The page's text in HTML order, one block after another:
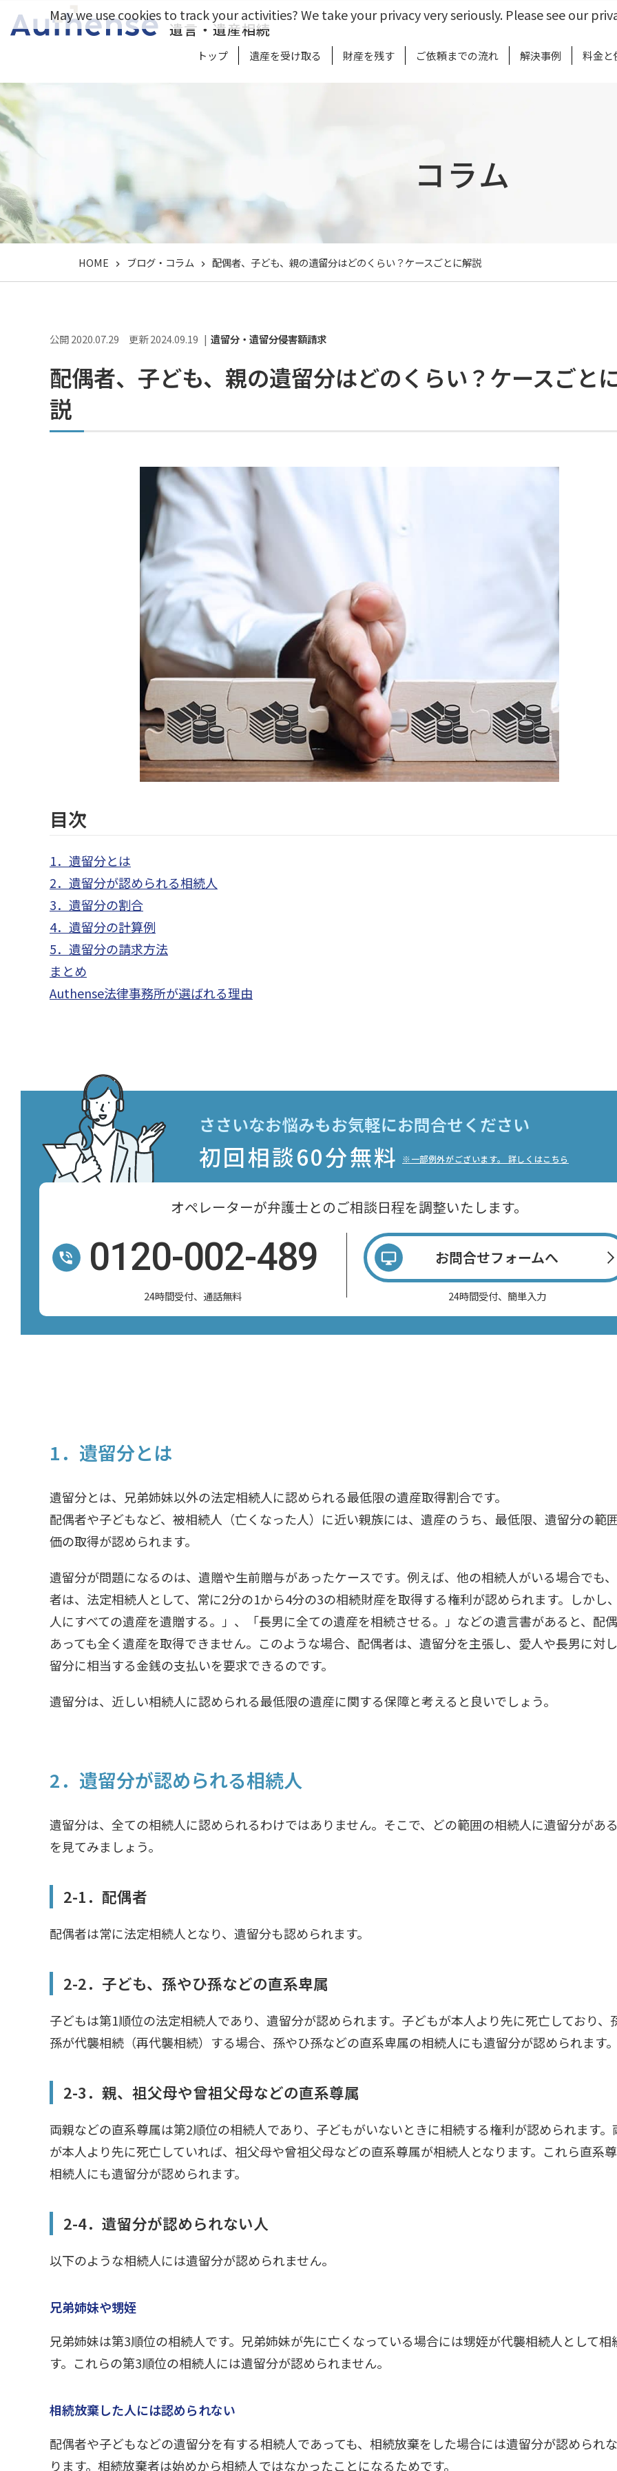
遺言・遺産相続
トップ 遺産を受け取る 財産を残す ご依頼までの流れ 解決事例 料金と
コラム
HOME ブログ・コラム 配偶者、子ども、親の遺留分はどのくらい？ケースごとに解説
公開 2020.07.29 更新 2024.09.19 遺留分・遺留分侵害額請求
配偶者、子ども、親の遺留分はどのくらい？ケースごと
説
目次
1．遺留分とは
2．遺留分が認められる相続人
3．遺留分の割合
4．遺留分の計算例
5．遺留分の請求方法
まとめ
Authense法律事務所が選ばれる理由
ささいなお悩みもお気軽にお問合せください
初回相談60分無料 ※一部例外がございます。 詳しくはこちら
オペレーターが弁護士とのご相談日程を調整いたします。
0120-002-489
24時間受付、通話無料
お問合せフォームへ
24時間受付、簡単入力
1．遺留分とは
遺留分とは、兄弟姉妹以外の法定相続人に認められる最低限の遺産取得割合です。
配偶者や子どもなど、被相続人（亡くなった人）に近い親族には、遺産のうち、最低限、遺留分の範
価の取得が認められます。
遺留分が問題になるのは、遺贈や生前贈与があったケースです。例えば、他の相続人がいる場合でも
者は、法定相続人として、常に2分の1から4分の3の相続財産を取得する権利が認められます。しかし
人にすべての遺産を遺贈する。」、「長男に全ての遺産を相続させる。」などの遺言書があると、配
あっても全く遺産を取得できません。このような場合、配偶者は、遺留分を主張し、愛人や長男に対
留分に相当する金銭の支払いを要求できるのです。
遺留分は、近しい相続人に認められる最低限の遺産に関する保障と考えると良いでしょう。
2．遺留分が認められる相続人
遺留分は、全ての相続人に認められるわけではありません。そこで、どの範囲の相続人に遺留分があ
を見てみましょう。
2-1．配偶者
配偶者は常に法定相続人となり、遺留分も認められます。
2-2．子ども、孫やひ孫などの直系卑属
子どもは第1順位の法定相続人であり、遺留分が認められます。子どもが本人より先に死亡しており、
孫が代襲相続（再代襲相続）する場合、孫やひ孫などの直系卑属の相続人にも遺留分が認められます
2-3．親、祖父母や曾祖父母などの直系尊属
両親などの直系尊属は第2順位の相続人であり、子どもがいないときに相続する権利が認められます。
が本人より先に死亡していれば、祖父母や曾祖父母などの直系尊属が相続人となります。これら直系
相続人にも遺留分が認められます。
2-4．遺留分が認められない人
以下のような相続人には遺留分が認められません。
兄弟姉妹や甥姪
兄弟姉妹は第3順位の相続人です。兄弟姉妹が先に亡くなっている場合には甥姪が代襲相続人として相
す。これらの第3順位の相続人には遺留分が認められません。
相続放棄した人には認められない
配偶者や子どもなどの遺留分を有する相続人であっても、相続放棄をした場合には遺留分が認められ
ります。相続放棄者は始めから相続人ではなかったことになるためです。
May we use cookies to track your activities? We take your privacy very seriously. Please see our